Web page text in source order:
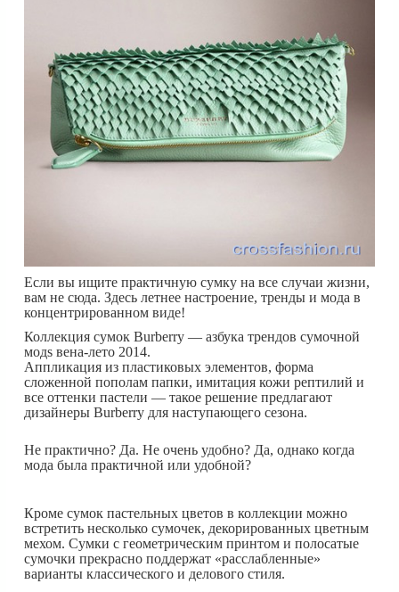
Если вы ищите практичную сумку на все случаи жизни,
вам не сюда. Здесь летнее настроение, тренды и мода в
концентрированном виде!
Коллекция сумок Burberry — азбука трендов сумочной
модs вена-лето 2014.
Аппликация из пластиковых элементов, форма
сложенной пополам папки, имитация кожи рептилий и
все оттенки пастели — такое решение предлагают
дизайнеры Burberry для наступающего сезона.
Не практично? Да. Не очень удобно? Да, однако когда
мода была практичной или удобной?
Кроме сумок пастельных цветов в коллекции можно
встретить несколько сумочек, декорированных цветным
мехом. Сумки с геометрическим принтом и полосатые
сумочки прекрасно поддержат «расслабленные»
варианты классического и делового стиля.